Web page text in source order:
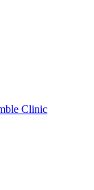
Clinic